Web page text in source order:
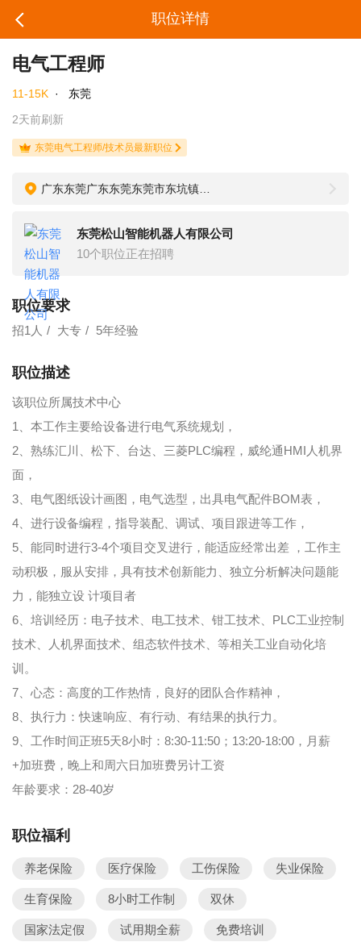
职位详情
电气工程师
11-15K ·
东莞
2天前刷新
东莞电气工程师/技术员最新职位
东莞松山智能机器人有限公司
10个职位正在招聘
职位要求
招1人 大专 5年经验
职位描述
该职位所属技术中心
1、本工作主要给设备进行电气系统规划，
2、熟练汇川、松下、台达、三菱PLC编程，威纶通HMI人机界
面，
3、电气图纸设计画图，电气选型，出具电气配件BOM表，
4、进行设备编程，指导装配、调试、项目跟进等工作，
5、能同时进行3-4个项目交叉进行，能适应经常出差 ，工作主
动积极，服从安排，具有技术创新能力、独立分析解决问题能
力，能独立设 计项目者
6、培训经历：电子技术、电工技术、钳工技术、PLC工业控制
技术、人机界面技术、组态软件技术、等相关工业自动化培
训。
7、心态：高度的工作热情，良好的团队合作精神，
8、执行力：快速响应、有行动、有结果的执行力。
9、工作时间正班5天8小时：8:30-11:50；13:20-18:00，月薪
+加班费，晚上和周六日加班费另计工资
年龄要求：28-40岁
职位福利
养老保险 医疗保险 工伤保险 失业保险
生育保险 8小时工作制 双休
国家法定假 试用期全薪 免费培训